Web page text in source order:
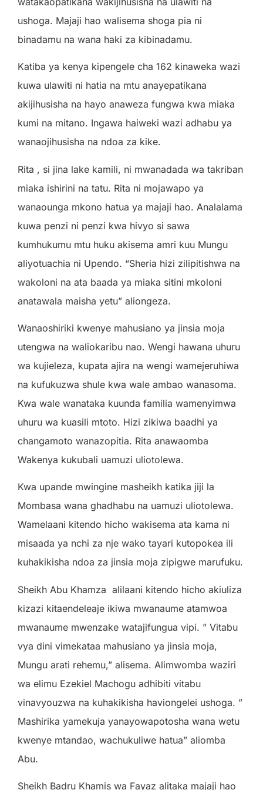
ushoga. Majaji hao walisema shoga pia ni
binadamu na wana haki za kibinadamu.
Katiba ya kenya kipengele cha 162 kinaweka wazi
kuwa ulawiti ni hatia na mtu anayepatikana
akijihusisha na hayo anaweza fungwa kwa miaka
kumi na mitano. Ingawa haiweki wazi adhabu ya
wanaojihusisha na ndoa za kike.
Rita , si jina lake kamili, ni mwanadada wa takriban
miaka ishirini na tatu. Rita ni mojawapo ya
wanaounga mkono hatua ya majaji hao. Analalama
kuwa penzi ni penzi kwa hivyo si sawa
kumhukumu mtu huku akisema amri kuu Mungu
aliyotuachia ni Upendo. “Sheria hizi zilipitishwa na
wakoloni na ata baada ya miaka sitini mkoloni
anatawala maisha yetu” aliongeza.
Wanaoshiriki kwenye mahusiano ya jinsia moja
utengwa na waliokaribu nao. Wengi hawana uhuru
wa kujieleza, kupata ajira na wengi wamejeruhiwa
na kufukuzwa shule kwa wale ambao wanasoma.
Kwa wale wanataka kuunda familia wamenyimwa
uhuru wa kuasili mtoto. Hizi zikiwa baadhi ya
changamoto wanazopitia. Rita anawaomba
Wakenya kukubali uamuzi uliotolewa.
Kwa upande mwingine masheikh katika jiji la
Mombasa wana ghadhabu na uamuzi uliotolewa.
Wamelaani kitendo hicho wakisema ata kama ni
misaada ya nchi za nje wako tayari kutopokea ili
kuhakikisha ndoa za jinsia moja zipigwe marufuku.
Sheikh Abu Khamza alilaani kitendo hicho akiuliza
kizazi kitaendeleaje ikiwa mwanaume atamwoa
mwanaume mwenzake watajifungua vipi. ” Vitabu
vya dini vimekataa mahusiano ya jinsia moja,
Mungu arati rehemu,” alisema. Alimwomba waziri
wa elimu Ezekiel Machogu adhibiti vitabu
vinavyouzwa na kuhakikisha haviongelei ushoga. ”
Mashirika yamekuja yanayowapotosha wana wetu
kwenye mtandao, wachukuliwe hatua” aliomba
Abu.
Sheikh Badru Khamis wa Fayaz alitaka majaji hao